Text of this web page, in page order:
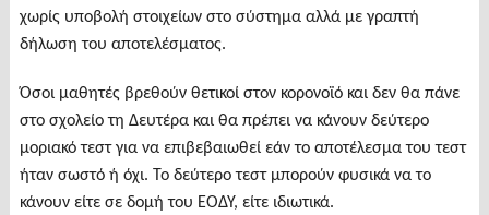
χωρίς υποβολή στοιχείων στο σύστημα αλλά με γραπτή
δήλωση του αποτελέσματος.
Όσοι μαθητές βρεθούν θετικοί στον κορονοϊό και δεν θα πάνε
στο σχολείο τη Δευτέρα και θα πρέπει να κάνουν δεύτερο
μοριακό τεστ για να επιβεβαιωθεί εάν το αποτέλεσμα του τεστ
ήταν σωστό ή όχι. Το δεύτερο τεστ μπορούν φυσικά να το
κάνουν είτε σε δομή του ΕΟΔΥ, είτε ιδιωτικά.